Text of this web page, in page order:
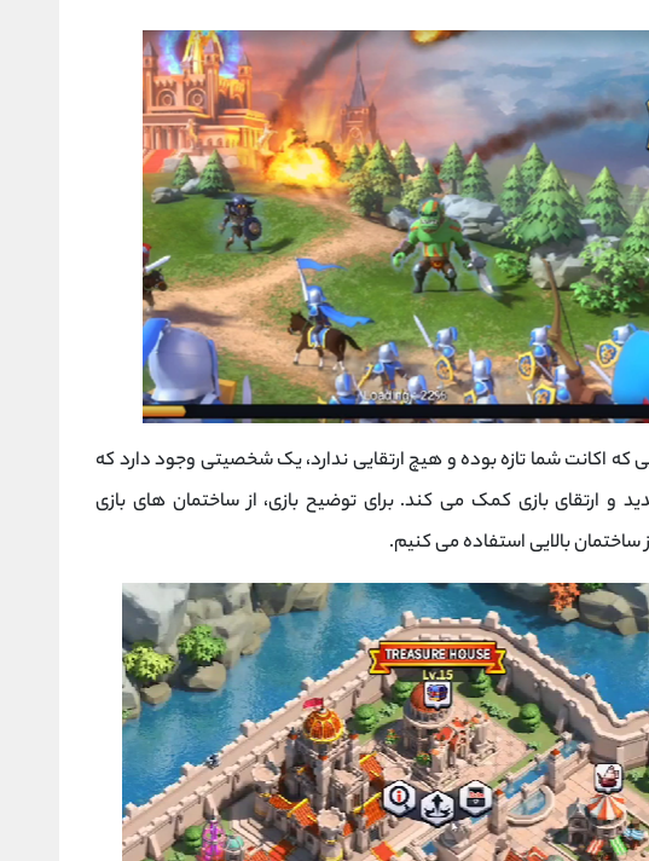
که اکانت شما تازه بوده و هیچ ارتقایی ندارد، یک شخصیتی وجود دارد که
ارتقای بازی کمک می کند. برای توضیح بازی، از ساختمان های بازی
ساختمان بالایی استفاده می کنیم.